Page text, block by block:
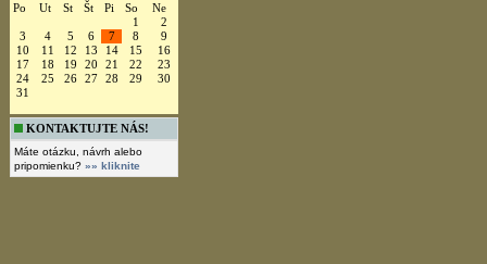
Po Ut St Št Pi So
Ne
1
2
3
4 5 6 7 8
9
10
11 12 13 14 15
16
17
18 19 20 21 22
23
24
25 26 27 28 29
30
31
KONTAKTUJTE NÁS!
Máte otázku, návrh alebo
pripomienku? »» kliknite